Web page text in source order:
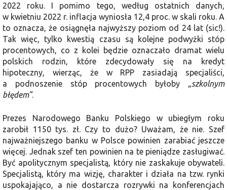
2022 roku. I pomimo tego, według ostatnich danych,
w kwietniu 2022 r. inflacja wyniosła 12,4 proc. w skali roku. A
to oznacza, że osiągnęła najwyższy poziom od 24 lat (sic!).
Tak więc, tylko kwestią czasu są kolejne podwyżki stóp
procentowych, co z kolei będzie oznaczało dramat wielu
polskich rodzin, które zdecydowały się na kredyt
hipoteczny, wierząc, że w RPP zasiadają specjaliści,
a podnoszenie stóp procentowych byłoby „szkolnym
błędem”.
Prezes Narodowego Banku Polskiego w ubiegłym roku
zarobił 1150 tys. zł. Czy to dużo? Uważam, że nie. Szef
najważniejszego banku w Polsce powinien zarabiać jeszcze
więcej. Jednak szef ten powinien na te pieniądze zasługiwać.
Być apolitycznym specjalistą, który nie zaskakuje obywateli.
Specjalistą, który ma wizję, charakter i działa na tzw. rynki
uspokajająco, a nie dostarcza rozrywki na konferencjach